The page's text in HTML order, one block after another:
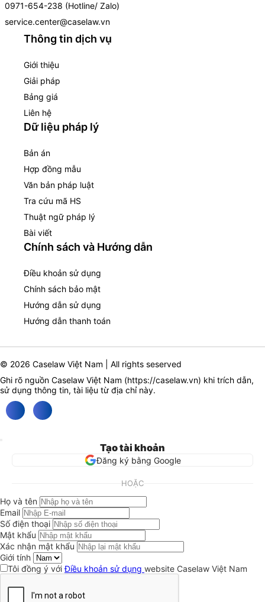
0971-654-238 (Hotline/ Zalo)
service.center@caselaw.vn
Thông tin dịch vụ
Giới thiệu
Giải pháp
Bảng giá
Liên hệ
Dữ liệu pháp lý
Bản án
Hợp đồng mẫu
Văn bản pháp luật
Tra cứu mã HS
Thuật ngữ pháp lý
Bài viết
Chính sách và Hướng dẫn
Điều khoản sử dụng
Chính sách bảo mật
Hướng dẫn sử dụng
Hướng dẫn thanh toán
© 2026 Caselaw Việt Nam | All rights seserved
Ghi rõ nguồn Caselaw Việt Nam (https://caselaw.vn) khi trích dẫn,
sử dụng thông tin, tài liệu từ địa chỉ này.
Tạo tài khoản
Đăng ký bằng Google
HOẶC
Họ và tên
Email
Số điện thoại
Mật khẩu
Xác nhận mật khẩu
Giới tính
Tôi đồng ý vớiĐiều khoản sử dụng website Caselaw Việt Nam